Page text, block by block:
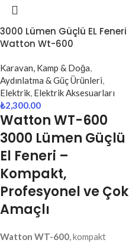
3000 Lümen Güçlü EL Feneri
Watton Wt-600
Karavan, Kamp & Doğa,
Aydınlatma & Güç Ürünleri,
Elektrik, Elektrik Aksesuarları
₺2,300.00
Watton WT-600
3000 Lümen Güçlü
El Feneri –
Kompakt,
Profesyonel ve Çok
Amaçlı
Watton WT-600, kompakt